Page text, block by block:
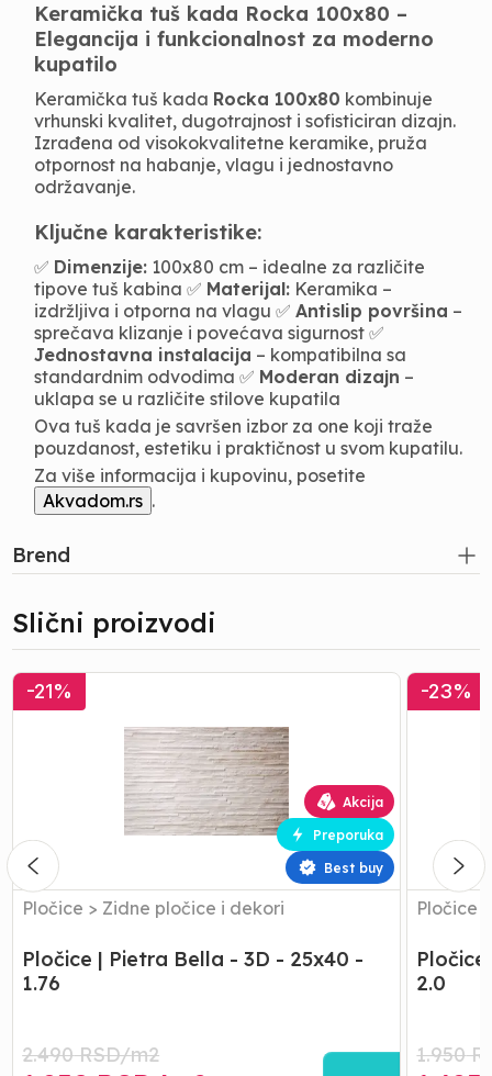
Keramička tuš kada Rocka 100x80 –
Elegancija i funkcionalnost za moderno
kupatilo
Keramička tuš kada Rocka 100x80 kombinuje
vrhunski kvalitet, dugotrajnost i sofisticiran dizajn.
Izrađena od visokokvalitetne keramike, pruža
otpornost na habanje, vlagu i jednostavno
održavanje.
Ključne karakteristike:
✅ Dimenzije: 100x80 cm – idealne za različite
tipove tuš kabina ✅ Materijal: Keramika –
izdržljiva i otporna na vlagu ✅Antislip površina –
sprečava klizanje i povećava sigurnost ✅
Jednostavna instalacija – kompatibilna sa
standardnim odvodima ✅ Moderan dizajn –
uklapa se u različite stilove kupatila
Ova tuš kada je savršen izbor za one koji traže
pouzdanost, estetiku i praktičnost u svom kupatilu.
Za više informacija i kupovinu, posetite
Akvadom.rs .
Brend
Slični proizvodi
Pločice
|
25x40
1.76
-21%
Akcija
Preporuka
Best buy
Pločice > Zidne pločice i dekori
Pločice | Pietra Bella - 3D - 25x40 -
1.76
2.490RSD/m2
Pločice
|
25x40
-23%
Pločice
2.0
1.950